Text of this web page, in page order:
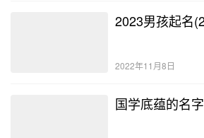
2023男孩起名
2022年11月8日
国学底蕴的名